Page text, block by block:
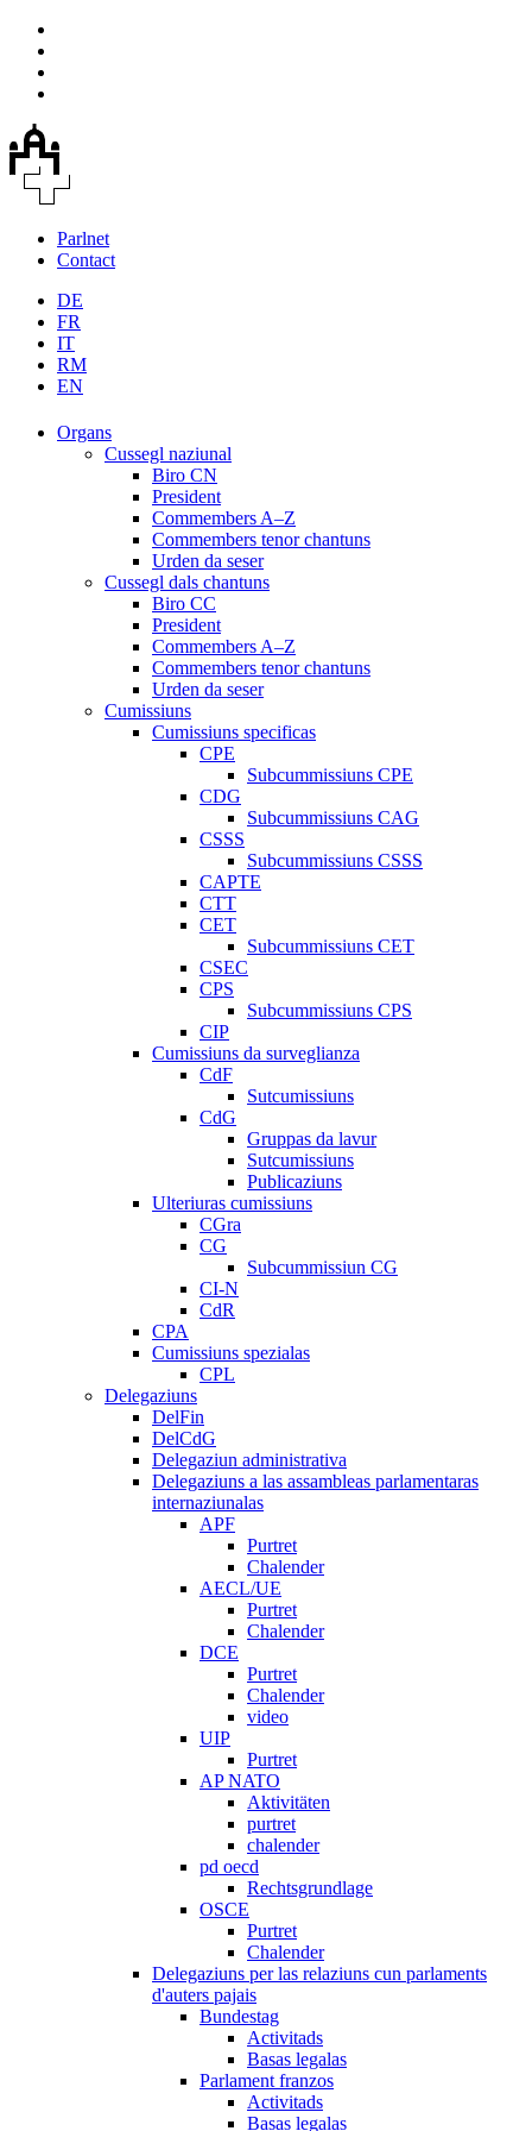
Parlnet
Contact
DE
FR
IT
RM
EN
Organs
Cussegl naziunal
Biro CN
President
Commembers A–Z
Commembers tenor chantuns
Urden da seser
Cussegl dals chantuns
Biro CC
President
Commembers A–Z
Commembers tenor chantuns
Urden da seser
Cumissiuns
Cumissiuns specificas
CPE
Subcummissiuns CPE
CDG
Subcummissiuns CAG
CSSS
Subcummissiuns CSSS
CAPTE
CTT
CET
Subcummissiuns CET
CSEC
CPS
Subcummissiuns CPS
CIP
Cumissiuns da surveglianza
CdF
Sutcumissiuns
CdG
Gruppas da lavur
Sutcumissiuns
Publicaziuns
Ulteriuras cumissiuns
CGra
CG
Subcummissiun CG
CI-N
CdR
CPA
Cumissiuns spezialas
CPL
Delegaziuns
DelFin
DelCdG
Delegaziun administrativa
Delegaziuns a las assambleas parlamentaras
internaziunalas
APF
Purtret
Chalender
AECL/UE
Purtret
Chalender
DCE
Purtret
Chalender
video
UIP
Purtret
AP NATO
Aktivitäten
purtret
chalender
pd oecd
Rechtsgrundlage
OSCE
Purtret
Chalender
Delegaziuns per las relaziuns cun parlaments
d'auters pajais
Bundestag
Activitads
Basas legalas
Parlament franzos
Activitads
Basas legalas